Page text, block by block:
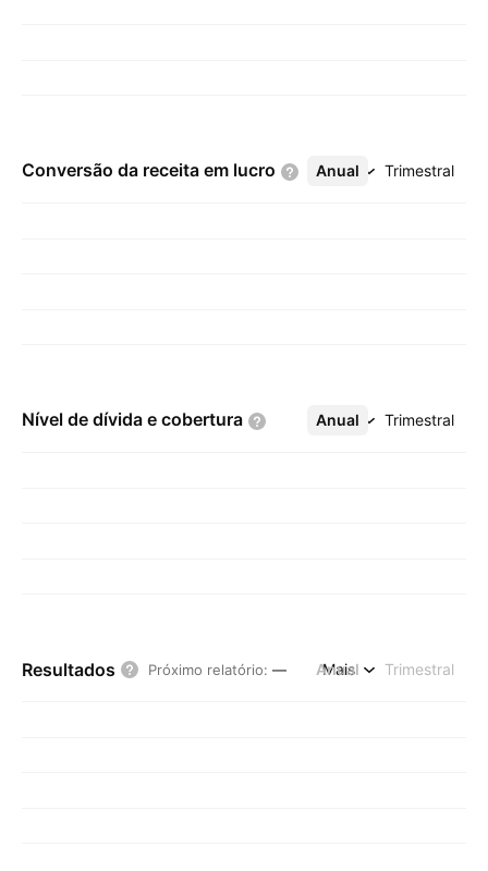
Conversão da receita em lucro Anual Trimestral
Mais
Nível de dívida e cobertura Anual Trimestral
Mais
Resultados Próximo relatório: — Anual Trimestral
Mais